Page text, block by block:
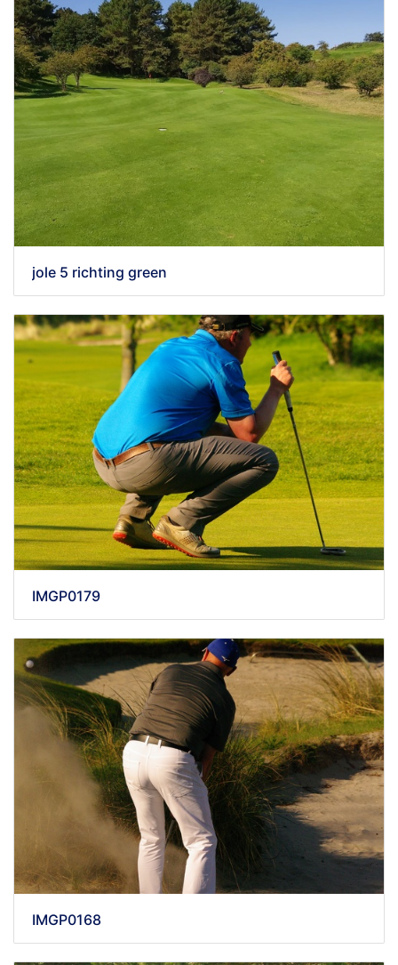
jole 5 richting green
IMGP0179
IMGP0168